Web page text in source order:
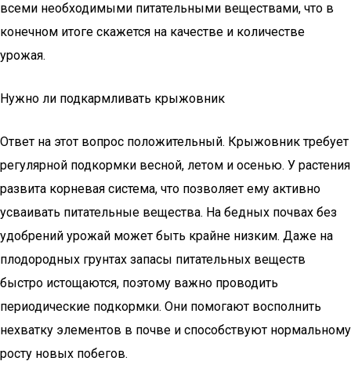
всеми необходимыми питательными веществами, что в
конечном итоге скажется на качестве и количестве
урожая.
Нужно ли подкармливать крыжовник
Ответ на этот вопрос положительный. Крыжовник требует
регулярной подкормки весной, летом и осенью. У растения
развита корневая система, что позволяет ему активно
усваивать питательные вещества. На бедных почвах без
удобрений урожай может быть крайне низким. Даже на
плодородных грунтах запасы питательных веществ
быстро истощаются, поэтому важно проводить
периодические подкормки. Они помогают восполнить
нехватку элементов в почве и способствуют нормальному
росту новых побегов.